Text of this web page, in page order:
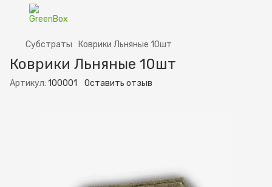
Субстраты Коврики Льняные 10шт
Коврики Льняные 10шт
Артикул: 100001 Оставить отзыв